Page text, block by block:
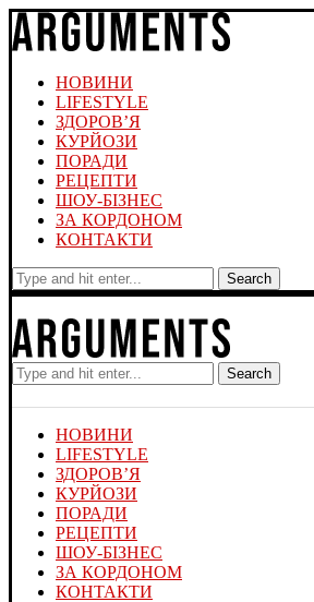
НОВИНИ
LIFESTYLE
ЗДОРОВ’Я
КУРЙОЗИ
ПОРАДИ
РЕЦЕПТИ
ШОУ-БІЗНЕС
ЗА КОРДОНОМ
КОНТАКТИ
Search
Search
НОВИНИ
LIFESTYLE
ЗДОРОВ’Я
КУРЙОЗИ
ПОРАДИ
РЕЦЕПТИ
ШОУ-БІЗНЕС
ЗА КОРДОНОМ
КОНТАКТИ